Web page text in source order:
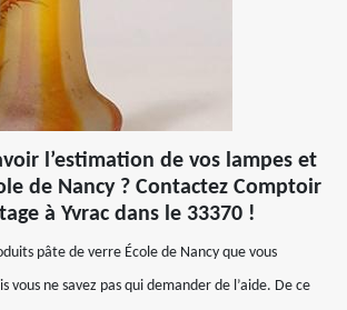
l’estimation de vos lampes et
de Nancy ? Contactez Comptoir
à Yvrac dans le 33370 !
pâte de verre École de Nancy que vous
vous ne savez pas qui demander de l’aide. De ce